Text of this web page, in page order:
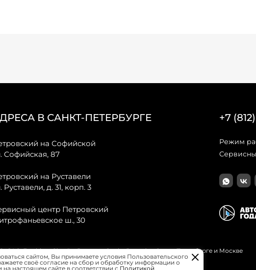
В САНКТ-ПЕТЕРБУРГЕ
на Софийской
Софийская, 87
на Руставели
Руставели, д. 31, корп. 3
центр Петровский
ш., 30
+7
Режим
Forthing, Citroёn, Peugeot, Opel и Renault в Санкт-Петербурге и Москве
сайтом, Вы принимаете условия Пользовательского
своё согласие на сбор и обработку информации о
настоящем сайте в соответствии с Политикой